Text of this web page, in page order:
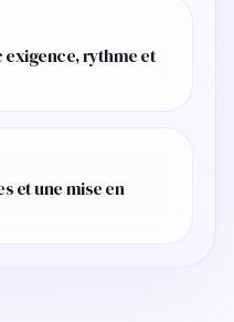
exigence, rythme et
et une mise en